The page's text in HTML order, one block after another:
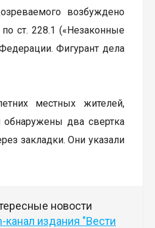
возбуждено
ст. 228.1 («Незаконные
Фигурант дела
местных жителей,
два свертка
закладки. Они указали
новости
канал издания "Вести